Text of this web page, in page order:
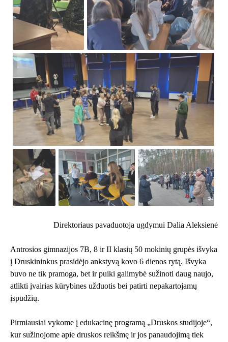
Direktoriaus pavaduotoja ugdymui Dalia Aleksienė
Antrosios gimnazijos 7B, 8 ir II klasių 50 mokinių grupės išvyka
į Druskininkus prasidėjo ankstyvą kovo 6 dienos rytą. Išvyka
buvo ne tik pramoga, bet ir puiki galimybė sužinoti daug naujo,
atlikti įvairias kūrybines užduotis bei patirti nepakartojamų
įspūdžių.
Pirmiausiai vykome į edukacinę programą „Druskos studijoje“,
kur sužinojome apie druskos reikšmę ir jos panaudojimą tiek